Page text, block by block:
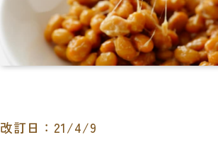
改訂日：21/4/9